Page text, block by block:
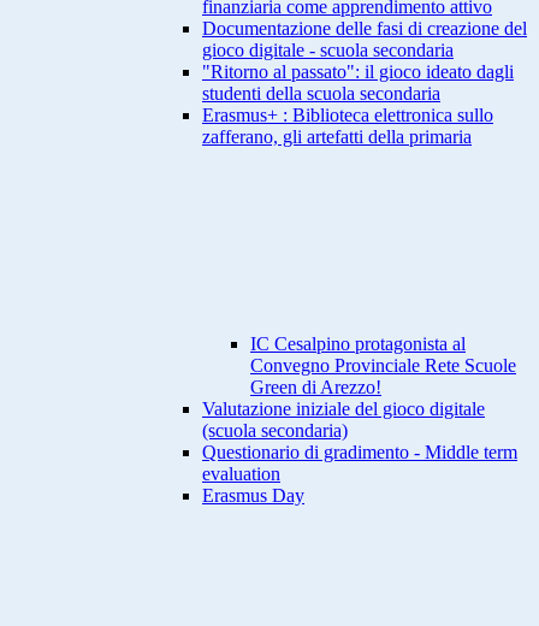
finanziaria come apprendimento attivo
Documentazione delle fasi di creazione del
gioco digitale - scuola secondaria
"Ritorno al passato": il gioco ideato dagli
studenti della scuola secondaria
Erasmus+ : Biblioteca elettronica sullo
zafferano, gli artefatti della primaria
IC Cesalpino protagonista al
Convegno Provinciale Rete Scuole
Green di Arezzo!
Valutazione iniziale del gioco digitale
(scuola secondaria)
Questionario di gradimento - Middle term
evaluation
Erasmus Day